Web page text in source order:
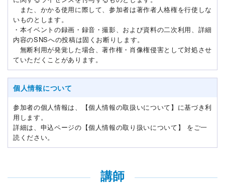
また、かかる使用に際して、参加者は著作者人格権を行使しな
いものとします。
・本イベントの録画・録音・撮影、および資料の二次利用、詳細
内容のSNSへの投稿は固くお断りします。
無断利用が発覚した場合、著作権・肖像権侵害として対処させ
ていただくことがあります。
個人情報について
参加者の個人情報は、【個人情報の取扱いについて】に基づき利
用します。
詳細は、申込ページの【個人情報の取り扱いについて】 をご一
読ください。
講師